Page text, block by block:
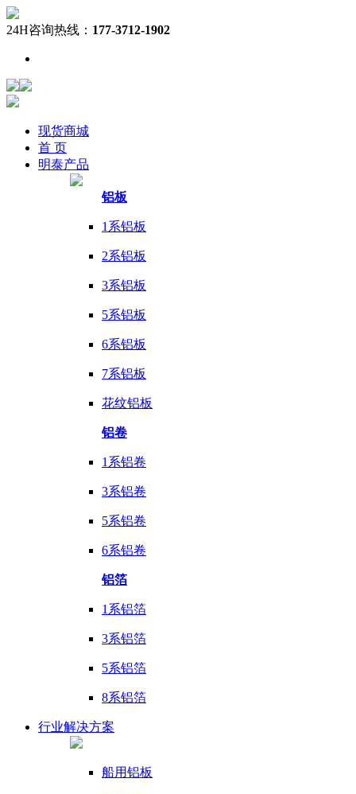
24H咨询热线： 177-3712-1902
现货商城
首 页
明泰产品
铝板
1系铝板
2系铝板
3系铝板
5系铝板
6系铝板
7系铝板
花纹铝板
铝卷
1系铝卷
3系铝卷
5系铝卷
6系铝卷
铝箔
1系铝箔
3系铝箔
5系铝箔
8系铝箔
行业解决方案
船用铝板